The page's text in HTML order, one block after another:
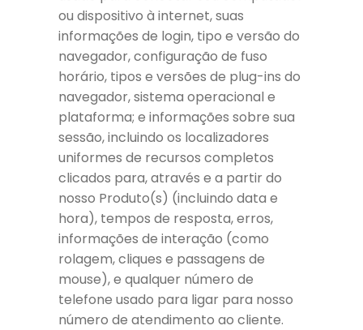
ou dispositivo à internet, suas
informações de login, tipo e versão do
navegador, configuração de fuso
horário, tipos e versões de plug-ins do
navegador, sistema operacional e
plataforma; e informações sobre sua
sessão, incluindo os localizadores
uniformes de recursos completos
clicados para, através e a partir do
nosso Produto(s) (incluindo data e
hora), tempos de resposta, erros,
informações de interação (como
rolagem, cliques e passagens de
mouse), e qualquer número de
telefone usado para ligar para nosso
número de atendimento ao cliente.